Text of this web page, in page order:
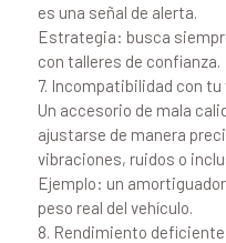
es una señal de alerta.
Estrategia: busca
con talleres de confianza.
7. Incompatibilidad con tu
Un accesorio de mala
ajustarse de manera
vibraciones, ruidos o
Ejemplo: un
peso real del vehículo.
8. Rendimiento